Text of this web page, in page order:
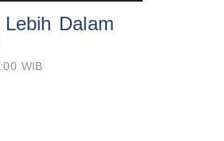
Dalam
WIB